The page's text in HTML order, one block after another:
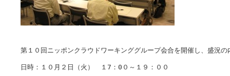
第１０回ニッポンクラウドワーキンググループ会合を開催し、盛況
日時：１０月２日（火）　１7：0０～１９：００